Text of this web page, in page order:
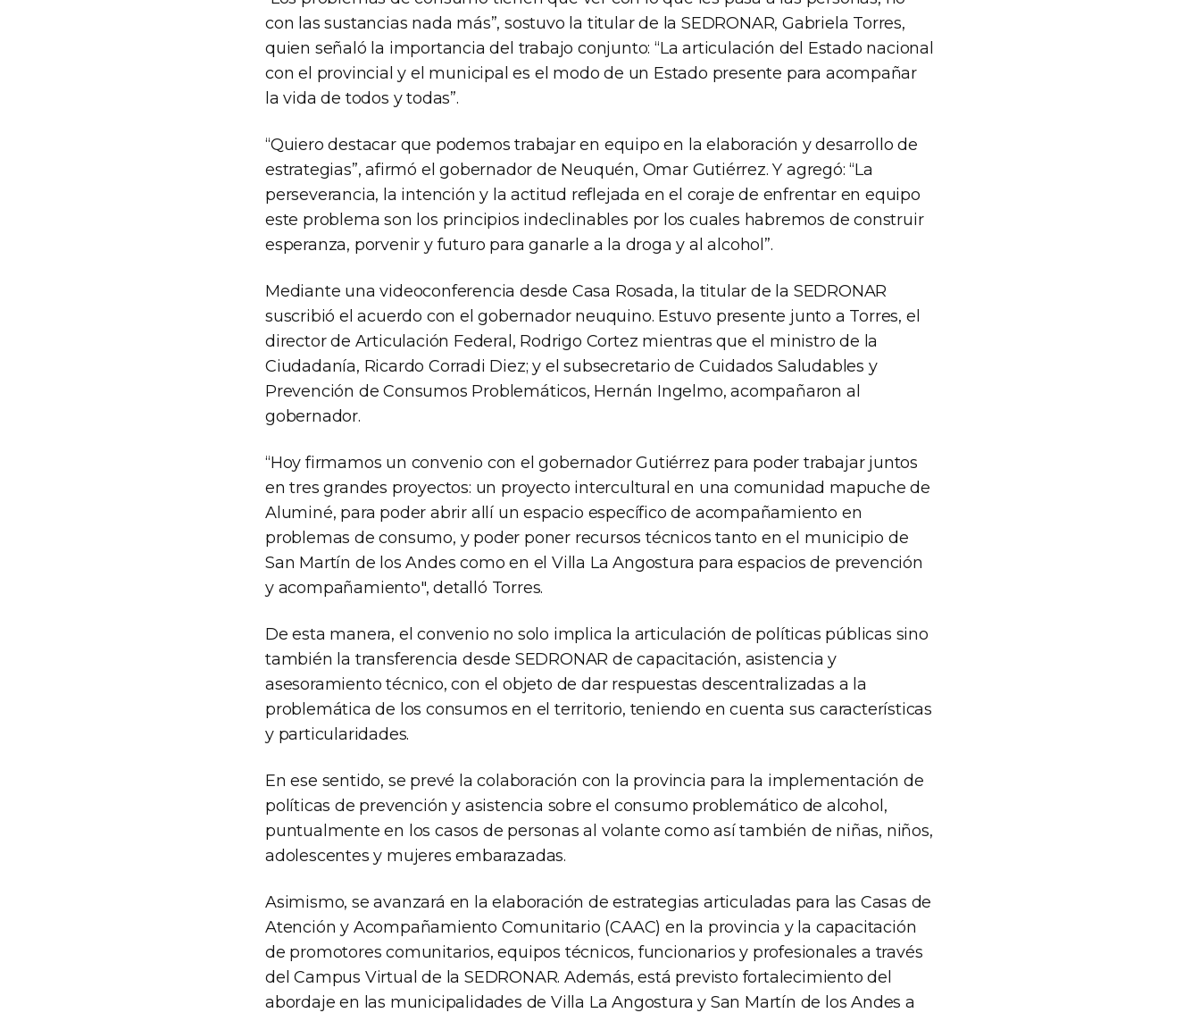
con las sustancias nada más”, sostuvo la titular de la SEDRONAR, Gabriela Torres,
quien señaló la importancia del trabajo conjunto: “La articulación del Estado nacional
con el provincial y el municipal es el modo de un Estado presente para acompañar
la vida de todos y todas”.
“Quiero destacar que podemos trabajar en equipo en la elaboración y desarrollo de
estrategias”, afirmó el gobernador de Neuquén, Omar Gutiérrez. Y agregó: “La
perseverancia, la intención y la actitud reflejada en el coraje de enfrentar en equipo
este problema son los principios indeclinables por los cuales habremos de construir
esperanza, porvenir y futuro para ganarle a la droga y al alcohol”.
Mediante una videoconferencia desde Casa Rosada, la titular de la SEDRONAR
suscribió el acuerdo con el gobernador neuquino. Estuvo presente junto a Torres, el
director de Articulación Federal, Rodrigo Cortez mientras que el ministro de la
Ciudadanía, Ricardo Corradi Diez; y el subsecretario de Cuidados Saludables y
Prevención de Consumos Problemáticos, Hernán Ingelmo, acompañaron al
gobernador.
“Hoy firmamos un convenio con el gobernador Gutiérrez para poder trabajar juntos
en tres grandes proyectos: un proyecto intercultural en una comunidad mapuche de
Aluminé, para poder abrir allí un espacio específico de acompañamiento en
problemas de consumo, y poder poner recursos técnicos tanto en el municipio de
San Martín de los Andes como en el Villa La Angostura para espacios de prevención
y acompañamiento", detalló Torres.
De esta manera, el convenio no solo implica la articulación de políticas públicas sino
también la transferencia desde SEDRONAR de capacitación, asistencia y
asesoramiento técnico, con el objeto de dar respuestas descentralizadas a la
problemática de los consumos en el territorio, teniendo en cuenta sus características
y particularidades.
En ese sentido, se prevé la colaboración con la provincia para la implementación de
políticas de prevención y asistencia sobre el consumo problemático de alcohol,
puntualmente en los casos de personas al volante como así también de niñas, niños,
adolescentes y mujeres embarazadas.
Asimismo, se avanzará en la elaboración de estrategias articuladas para las Casas de
Atención y Acompañamiento Comunitario (CAAC) en la provincia y la capacitación
de promotores comunitarios, equipos técnicos, funcionarios y profesionales a través
del Campus Virtual de la SEDRONAR. Además, está previsto fortalecimiento del
abordaje en las municipalidades de Villa La Angostura y San Martín de los Andes a